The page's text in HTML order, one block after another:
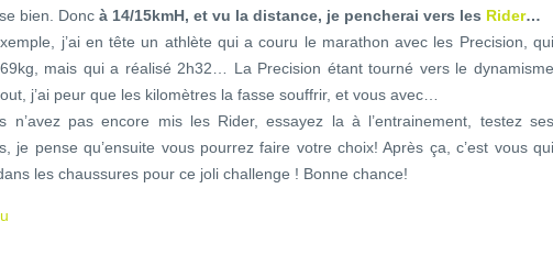
bien. Donc à 14/15kmH, et vu la distance, je pencherai vers les Rider…
j’ai en tête un athlète qui a couru le marathon avec les Precision, qui
mais qui a réalisé 2h32… La Precision étant tourné vers le dynamisme
j’ai peur que les kilomètres la fasse souffrir, et vous avec…
n’avez pas encore mis les Rider, essayez la à l’entrainement, testez ses
je pense qu’ensuite vous pourrez faire votre choix! Après ça, c’est vous qui
les chaussures pour ce joli challenge ! Bonne chance!